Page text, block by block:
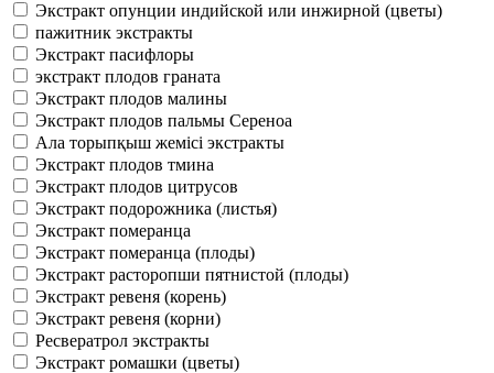
Экстракт опунции индийской или инжирной (цветы)
пажитник экстракты
Экстракт пасифлоры
экстракт плодов граната
Экстракт плодов малины
Экстракт плодов пальмы Сереноа
Ала торыпқыш жемісі экстракты
Экстракт плодов тмина
Экстракт плодов цитрусов
Экстракт подорожника (листья)
Экстракт померанца
Экстракт померанца (плоды)
Экстракт расторопши пятнистой (плоды)
Экстракт ревеня (корень)
Экстракт ревеня (корни)
Ресвератрол экстракты
Экстракт ромашки (цветы)